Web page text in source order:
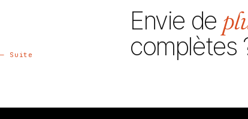
— Suite
Envie de
complètes